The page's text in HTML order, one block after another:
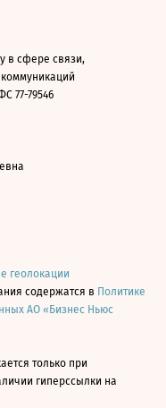
в сфере связи,
77-79546
геолокации
содержатся в Политике
АО «Бизнес Ньюс
только при
гиперссылки на